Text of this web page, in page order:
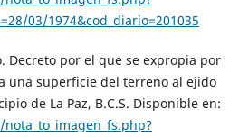
03/1974&cod_diario=201035
Decreto por el que se expropia por
una superficie del terreno al ejido
de La Paz, B.C.S. Disponible en: